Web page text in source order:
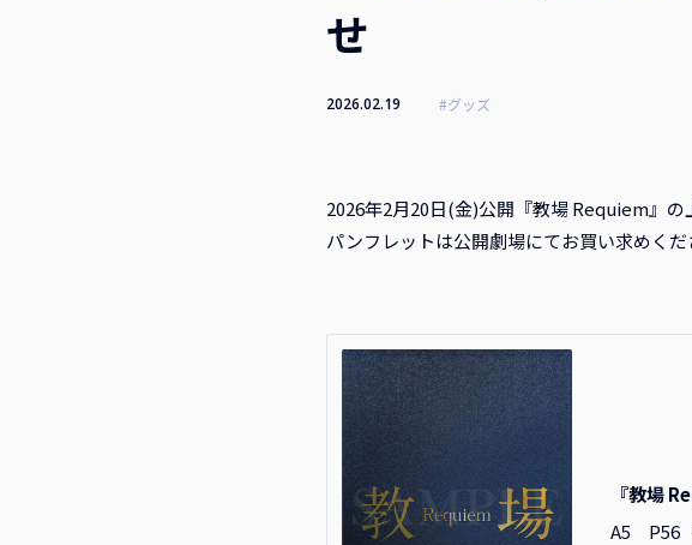
せ
2026.02.19 #グッズ
2026年2月20日(金)公開『教場 Requiem』の
パンフレットは公開劇場にてお買い求めくだ
『教場
A5 P56（